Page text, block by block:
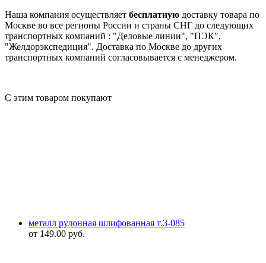
Наша компания осуществляет бесплатную доставку товара по
Москве во все регионы России и страны СНГ до следующих
транспортных компаний : "Деловые линии", "ПЭК",
"Желдорэкспедиция". Доставка по Москве до других
транспортных компаний согласовывается с менеджером.
С этим товаром покупают
металл рулонная шлифованная т.3-085
от 149.00 руб.